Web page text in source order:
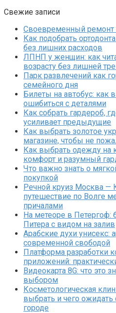
Свежие записи
Своевременный ремонт
Как подобрать
без лишних расходов
ЛПНП у женщин: как
возрасту без лишней
Парк развлечений как
семейного дня
Билеты на автобус: как
ошибиться с деталями
Как собрать гардероб,
усиливает предыдущие
Как выбрать золотое
магазине, чтобы не
Как выбрать одежду на
комфорт и разумный
Что важно знать о
покупкой
Речной круиз Москва —
путешествие по Волге
причалами
На метеоре в Петергоф:
Питера с видом на залив
Арабские духи унисекс:
современной свободой
Платформа разработки
приложений:
Видеокарта 8G: что это
выбором
Косметологическая
выбрать и чего
городе